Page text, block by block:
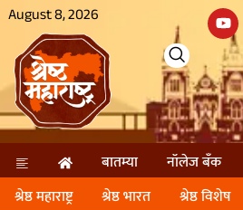
August 8, 2026
बातम्या नॉलेज बॅंक
श्रेष्ठ महाराष्ट्र
श्रेष्ठ भारत श्रेष्ठ विशेष